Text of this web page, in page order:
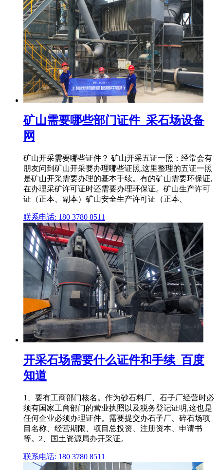
矿山需要哪些部门证件_采石场设备
网
矿山开采需要哪些证件？ 矿山开采五证一照：经常会有
朋友问到矿山开采要办理哪些证照,这里整理的五证一照
是矿山开采需要办理的基本手续。有的矿山需要环保证,
在办理采矿许可证时还需要办理环保证。矿山生产许可
证（正本、副本）矿山安全生产许可证（正本、
联系电话: 180 3780 8511
开采石场需要什么证件和手续_百度
知道
1、要有工商部门核名。作为砂石料厂、石子厂经营时必
须有国家工商部门的营业执照以及税务登记证明,这也是
任何企业必须办理证件。需要提交办石子厂、碎石场项
目名称、经营期限、项目总投资、注册资本、申请书
等。2、国土资源局办开采证。
联系电话: 180 3780 8511